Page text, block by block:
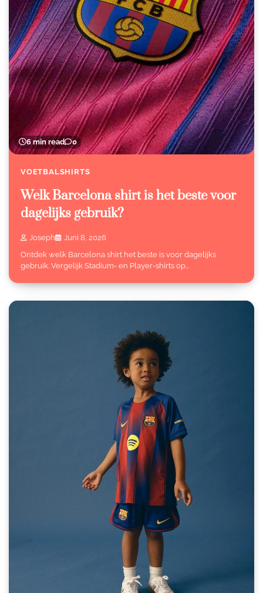
6 min read 0
VOETBALSHIRTS
Welk Barcelona shirt is het beste voor
dagelijks gebruik?
Joseph
Juni 8, 2026
Ontdek welk Barcelona shirt het beste is voor dagelijks
gebruik. Vergelijk Stadium- en Player-shirts op…